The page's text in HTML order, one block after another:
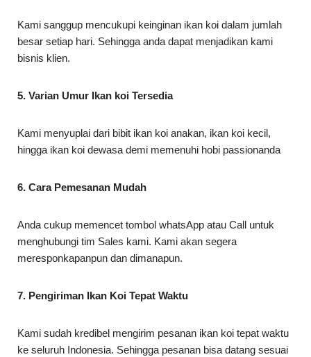
Kami sanggup mencukupi keinginan ikan koi dalam jumlah
besar setiap hari. Sehingga anda dapat menjadikan kami
bisnis klien.
5. Varian Umur Ikan koi Tersedia
Kami menyuplai dari bibit ikan koi anakan, ikan koi kecil,
hingga ikan koi dewasa demi memenuhi hobi passionanda
6. Cara Pemesanan Mudah
Anda cukup memencet tombol whatsApp atau Call untuk
menghubungi tim Sales kami. Kami akan segera
meresponkapanpun dan dimanapun.
7. Pengiriman Ikan Koi Tepat Waktu
Kami sudah kredibel mengirim pesanan ikan koi tepat waktu
ke seluruh Indonesia. Sehingga pesanan bisa datang sesuai